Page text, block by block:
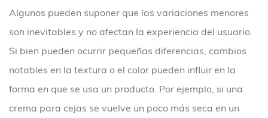
Algunos pueden suponer que las variaciones menores
son inevitables y no afectan la experiencia del usuario.
Si bien pueden ocurrir pequeñas diferencias, cambios
notables en la textura o el color pueden influir en la
forma en que se usa un producto. Por ejemplo, si una
crema para cejas se vuelve un poco más seca en un